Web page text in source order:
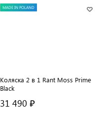
MADE IN POLAND
Коляска 2 в 1 Rant Moss Prime
Black
31 490 ₽